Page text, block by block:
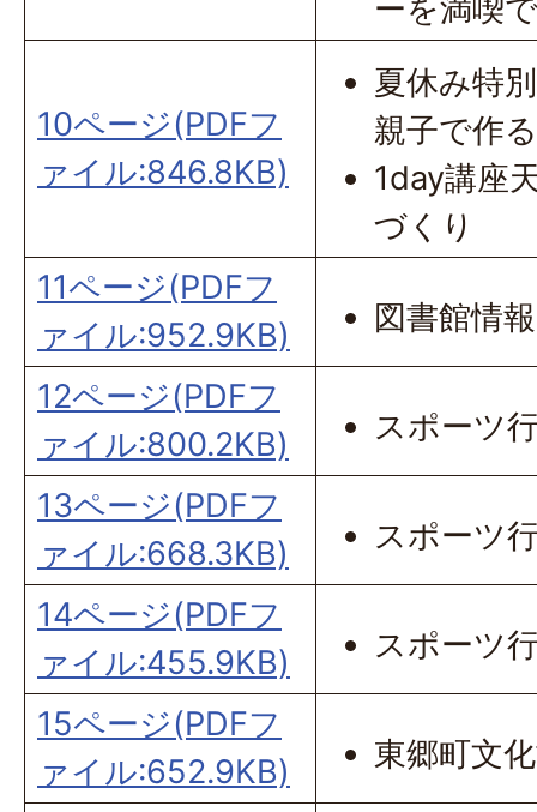
ーを満喫
10ページ(PDFフ
ァイル:846.8KB)
夏休み特
親子で作
1day講座
づくり
11ページ(PDFフ
ァイル:952.9KB)
図書館情報
12ページ(PDFフ
ァイル:800.2KB)
スポーツ
13ページ(PDFフ
ァイル:668.3KB)
スポーツ
14ページ(PDFフ
ァイル:455.9KB)
スポーツ
15ページ(PDFフ
ァイル:652.9KB)
東郷町文